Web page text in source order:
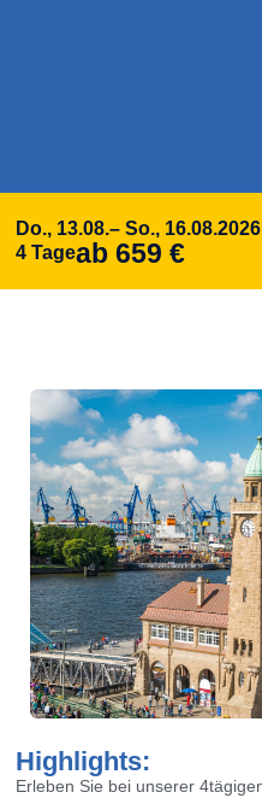
Do., 13.08.– So., 16.08.2026
4 Tageab 659 €
Highlights:
Erleben Sie bei unserer